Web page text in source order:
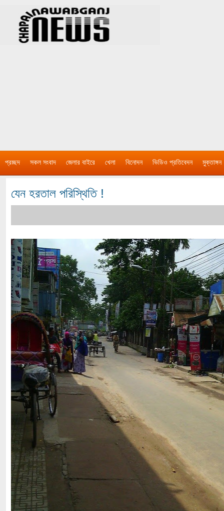
প্রচ্ছদ সকল সংবাদ জেলার বাইরে খেলা বিনোদন ভিডিও প্রতিবেদন মুক্তাঙ্গন
যেন হরতাল পরিস্থিতি !